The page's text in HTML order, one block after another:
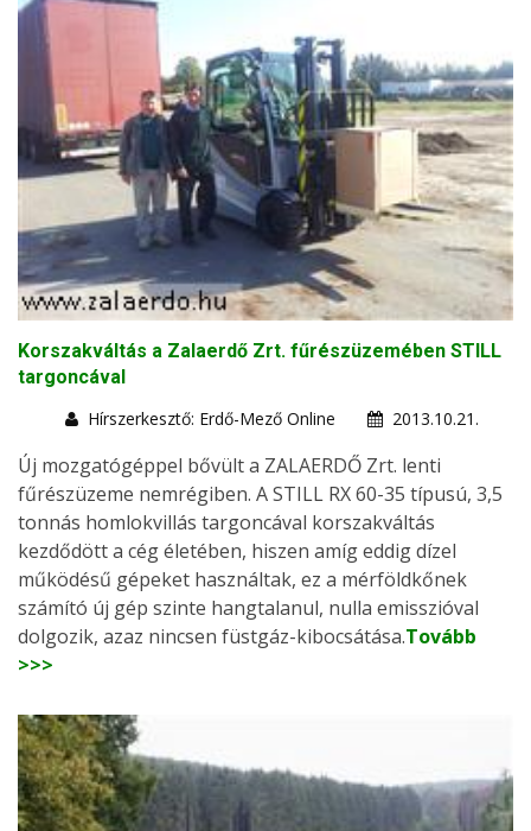
Korszakváltás a Zalaerdő Zrt. fűrészüzemében STILL
targoncával
Hírszerkesztő: Erdő-Mező Online
2013.10.21.
Új mozgatógéppel bővült a ZALAERDŐ Zrt. lenti
fűrészüzeme nemrégiben. A STILL RX 60-35 típusú, 3,5
tonnás homlokvillás targoncával korszakváltás
kezdődött a cég életében, hiszen amíg eddig dízel
működésű gépeket használtak, ez a mérföldkőnek
számító új gép szinte hangtalanul, nulla emisszióval
dolgozik, azaz nincsen füstgáz-kibocsátása.Tovább
>>>